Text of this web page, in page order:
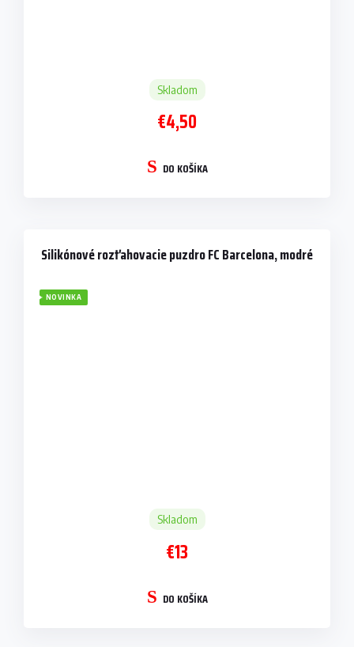
Skladom
€4,50
DO KOŠÍKA
Silikónové rozťahovacie puzdro FC Barcelona, modré
NOVINKA
Skladom
€13
DO KOŠÍKA